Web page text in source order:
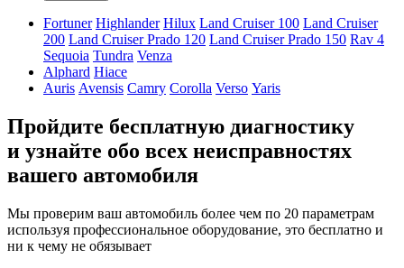
Fortuner Highlander Hilux Land Cruiser 100 Land Cruiser
200 Land Cruiser Prado 120 Land Cruiser Prado 150 Rav 4
Sequoia Tundra Venza
Alphard Hiace
Auris Avensis Camry Corolla Verso Yaris
Пройдите бесплатную диагностику
и узнайте обо всех неисправностях
вашего автомобиля
Мы проверим ваш автомобиль более чем по 20 параметрам
используя профессиональное оборудование, это бесплатно и
ни к чему не обязывает